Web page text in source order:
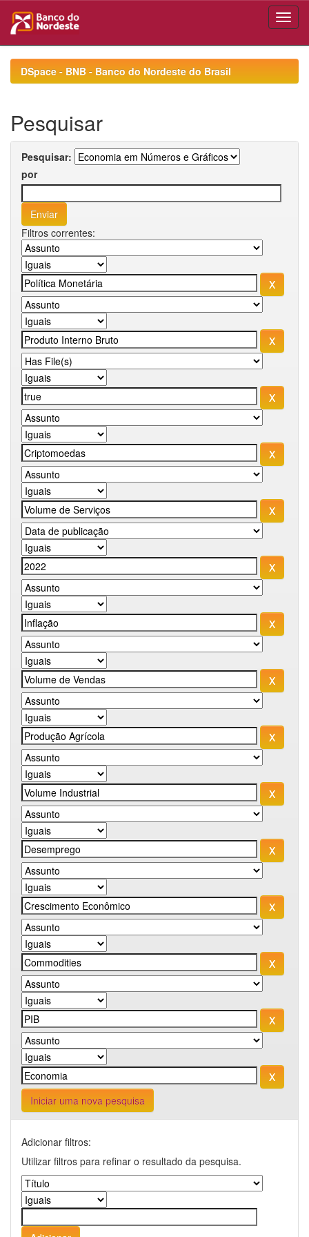
navigationDSpace - BNB - Banco do Nordeste do Brasil
Pesquisar
Pesquisar:
por
Filtros correntes:
Iniciar uma nova pesquisa
Adicionar filtros:
Utilizar filtros para refinar o resultado da pesquisa.